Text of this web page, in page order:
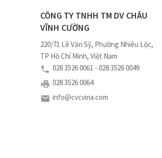
CÔNG TY TNHH TM DV CHÂU
VĨNH CƯỜNG
220/71 Lê Văn Sỹ, Phường Nhiêu Lộc,
TP Hồ Chí Minh, Việt Nam
028 3526 0061 - 028 3526 0049
028 3526 0064
info@cvcvina.com